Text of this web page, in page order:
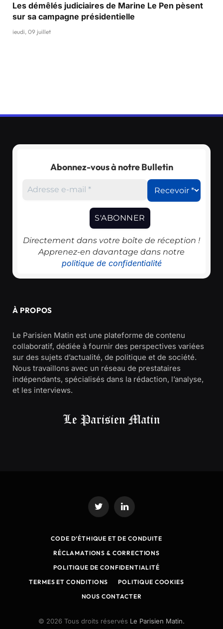
Les démêlés judiciaires de Marine Le Pen pèsent
sur sa campagne présidentielle
jeudi, 09 juillet
Abonnez-vous à notre Bulletin
Directement dans votre boîte de réception !
Apprenez-en davantage dans notre
politique de confidentialité
À PROPOS
Le Parisien Matin est une plateforme de contenu
collaboratif, dédiée à fournir des perspectives variées
sur des sujets d’actualité, de politique et de société.
Nous travaillons avec un réseau de prestataires
indépendants, spécialisés dans la rédaction, l’analyse,
et les interviews.
Twitter LinkedIn
CODE D’ÉTHIQUE ET DE CONDUITE
RÉCLAMATIONS & CORRECTIONS
POLITIQUE DE CONFIDENTIALITÉ
TERMES ET CONDITIONS
POLITIQUE COOKIES
NOUS CONTACTER
© 2026 Tous droits réservés Le Parisien Matin.